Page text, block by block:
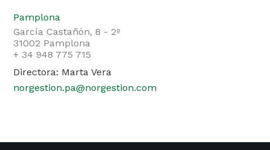
Pamplona
García Castañón, 8 - 2º
31002 Pamplona
+ 34 948 775 715
Directora: Marta Vera
norgestion.pa@norgestion.com